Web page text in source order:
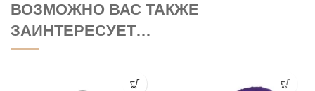
ВОЗМОЖНО ВАС ТАКЖЕ
ЗАИНТЕРЕСУЕТ…